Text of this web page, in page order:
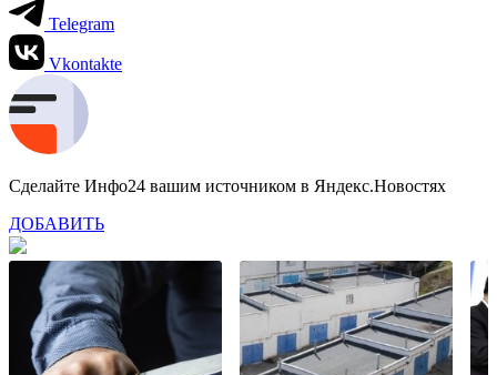
Telegram
Vkontakte
Сделайте Инфо24 вашим источником в Яндекс.Новостях
ДОБАВИТЬ